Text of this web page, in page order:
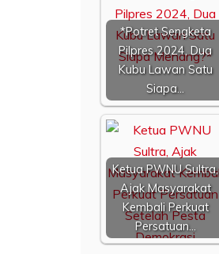
*Potret Sengketa
Pilpres 2024, Dua
Kubu Lawan Satu
Siapa…
Ketua PWNU Sultra,
Ajak Masyarakat
Kembali Perkuat
Persatuan…